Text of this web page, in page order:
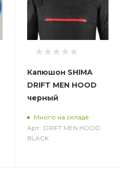
Капюшон SHIMA
DRIFT MEN HOOD
черный
Много на складе
Арт.: DRIFT MEN HOOD
BLACK